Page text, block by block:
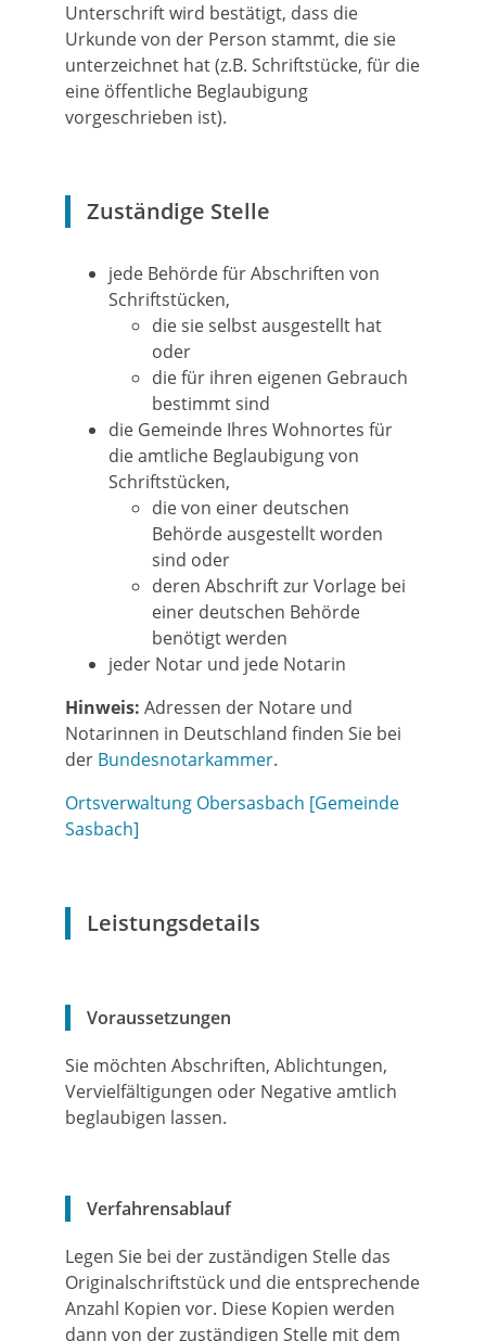
Unterschrift wird bestätigt, dass die
Urkunde von der Person stammt, die sie
unterzeichnet hat (z.B. Schriftstücke, für die
eine öffentliche Beglaubigung
vorgeschrieben ist).
Zuständige Stelle
jede Behörde für Abschriften von
Schriftstücken,
die sie selbst ausgestellt hat
oder
die für ihren eigenen Gebrauch
bestimmt sind
die Gemeinde Ihres Wohnortes für
die amtliche Beglaubigung von
Schriftstücken,
die von einer deutschen
Behörde ausgestellt worden
sind oder
deren Abschrift zur Vorlage bei
einer deutschen Behörde
benötigt werden
jeder Notar und jede Notarin
Hinweis: Adressen der Notare und
Notarinnen in Deutschland finden Sie bei
der Bundesnotarkammer.
Ortsverwaltung Obersasbach [Gemeinde
Sasbach]
Leistungsdetails
Voraussetzungen
Sie möchten Abschriften, Ablichtungen,
Vervielfältigungen oder Negative amtlich
beglaubigen lassen.
Verfahrensablauf
Legen Sie bei der zuständigen Stelle das
Originalschriftstück und die entsprechende
Anzahl Kopien vor. Diese Kopien werden
dann von der zuständigen Stelle mit dem